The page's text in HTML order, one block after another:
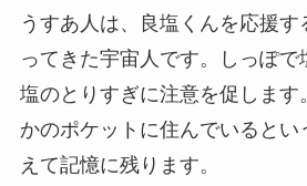
うすあ人は、良塩くんを応援
ってきた宇宙人です。しっぽで
塩のとりすぎに注意を促します
かのポケットに住んでいるとい
えて記憶に残ります。